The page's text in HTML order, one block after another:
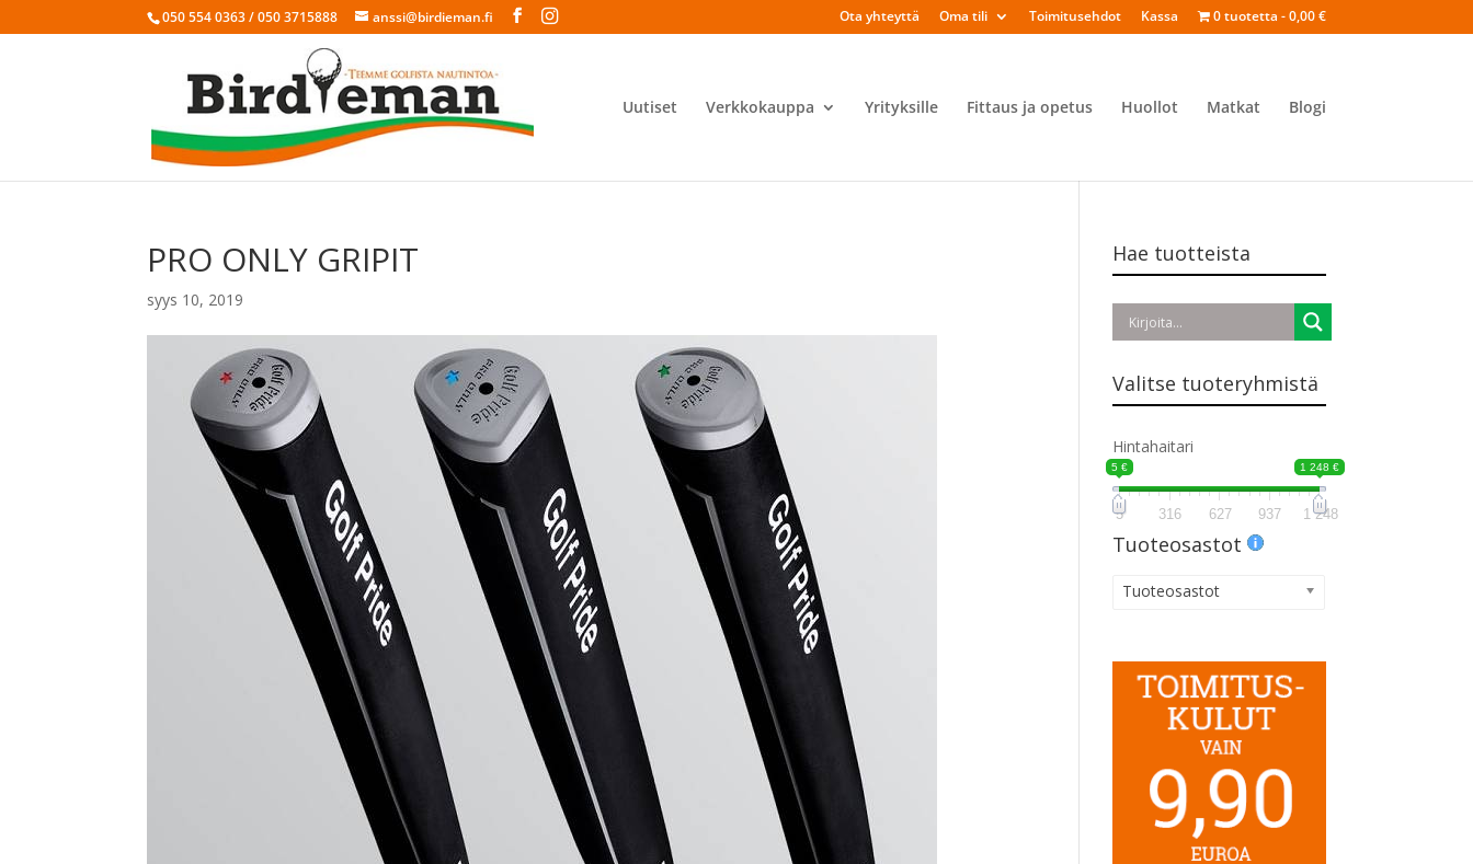
050 554 0363 / 050 3715888 anssi@birdieman.fi Ota yhteyttä Oma tili Toimitusehdot Kassa 0 tuotetta 0,00 €
Uutiset Verkkokauppa Yrityksille Fittaus ja opetus Huollot Matkat Blogi
PRO ONLY GRIPIT
syys 10, 2019
Hae tuotteista
Valitse tuoteryhmistä
Hintahaitari
5 € 1 248 €
5 316 627 937 1 248
Tuoteosastot
Tuoteosastot